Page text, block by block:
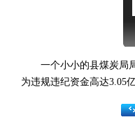
一个小小的县煤炭局局
为违规违纪资金高达3.05